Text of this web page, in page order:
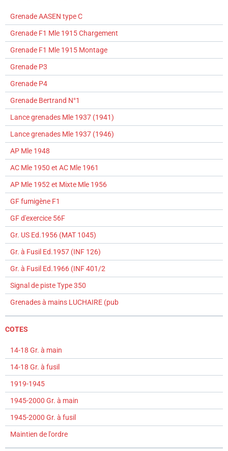
Grenade AASEN type C
Grenade F1 Mle 1915 Chargement
Grenade F1 Mle 1915 Montage
Grenade P3
Grenade P4
Grenade Bertrand N°1
Lance grenades Mle 1937 (1941)
Lance grenades Mle 1937 (1946)
AP Mle 1948
AC Mle 1950 et AC Mle 1961
AP Mle 1952 et Mixte Mle 1956
GF fumigène F1
GF d'exercice 56F
Gr. US Ed.1956 (MAT 1045)
Gr. à Fusil Ed.1957 (INF 126)
Gr. à Fusil Ed.1966 (INF 401/2
Signal de piste Type 350
Grenades à mains LUCHAIRE (pub
COTES
14-18 Gr. à main
14-18 Gr. à fusil
1919-1945
1945-2000 Gr. à main
1945-2000 Gr. à fusil
Maintien de l'ordre